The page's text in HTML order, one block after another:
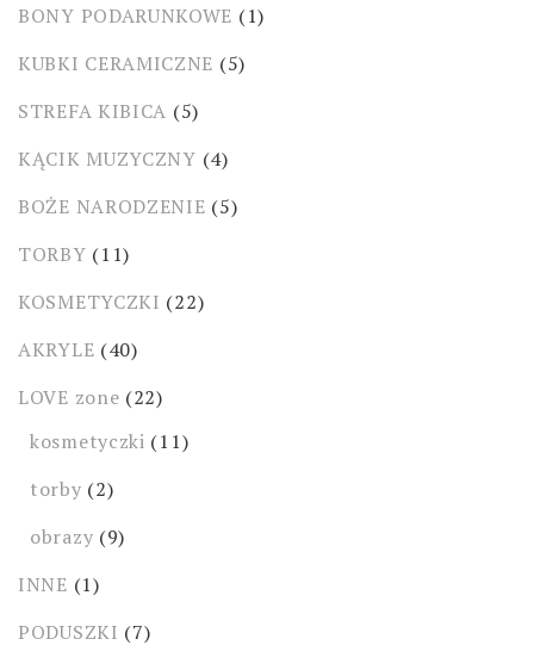
BONY PODARUNKOWE (1)
KUBKI CERAMICZNE (5)
STREFA KIBICA (5)
KĄCIK MUZYCZNY (4)
BOŻE NARODZENIE (5)
TORBY (11)
KOSMETYCZKI (22)
AKRYLE (40)
LOVE zone (22)
kosmetyczki (11)
torby (2)
obrazy (9)
INNE (1)
PODUSZKI (7)